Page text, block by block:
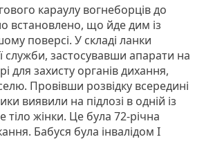
караулу вогнеборців до
встановлено, що йде дим із
поверсі. У складі ланки
служби, застосувавши апарати на
для захисту органів дихання,
Провівши розвідку всередині
виявили на підлозі в одній із
тіло жінки. Це була 72-річна
Бабуся була інвалідом І